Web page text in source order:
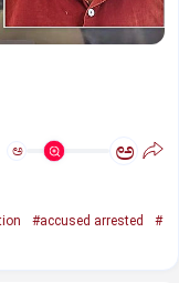
ಅ ಅ
#accused arrested
#